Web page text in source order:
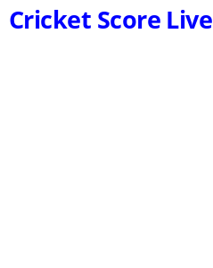
Cricket Score Live